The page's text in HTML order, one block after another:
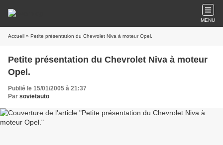
MENU
Accueil » Petite présentation du Chevrolet Niva à moteur Opel.
Petite présentation du Chevrolet Niva à moteur
Opel.
Publié le 15/01/2005 à 21:37
Par sovietauto